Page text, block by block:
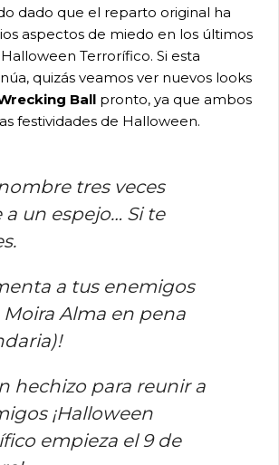
dado que el reparto original ha
aspectos de miedo en los últimos
Terrorífico. Si esta
quizás veamos ver nuevos looks
Ball pronto, ya que ambos
festividades de Halloween.
tres veces
a un espejo… Si te
a tus enemigos
Alma en pena
hechizo para reunir a
¡Halloween
empieza el 9 de